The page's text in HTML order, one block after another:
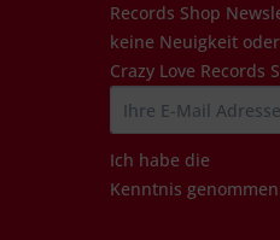
Records Shop
keine Neuigkeit
Crazy Love Records
Ich habe die
Kenntnis